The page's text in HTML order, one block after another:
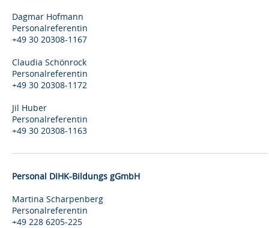
Dagmar Hofmann
Personalreferentin
+49 30 20308-1167
Claudia Schönrock
Personalreferentin
+49 30 20308-1172
Jil Huber
Personalreferentin
+49 30 20308-1163
Personal DIHK-Bildungs gGmbH
Martina Scharpenberg
Personalreferentin
+49 228 6205-225